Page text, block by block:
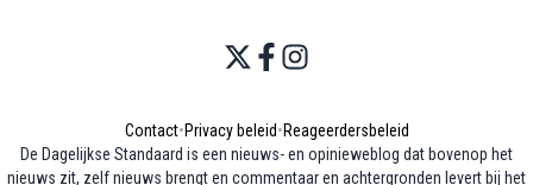
Contact•Privacy beleid•Reageerdersbeleid
De Dagelijkse Standaard is een nieuws- en opinieweblog dat bovenop het
nieuws zit, zelf nieuws brengt en commentaar en achtergronden levert bij het